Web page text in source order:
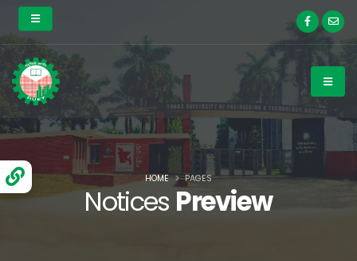
Notices Preview
HOME PAGES